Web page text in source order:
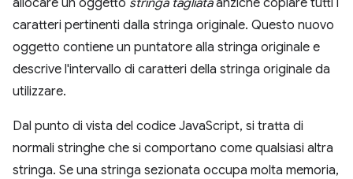
caratteri pertinenti dalla stringa originale. Questo nuovo
oggetto contiene un puntatore alla stringa originale e
descrive l'intervallo di caratteri della stringa originale da
utilizzare.
Dal punto di vista del codice JavaScript, si tratta di
normali stringhe che si comportano come qualsiasi altra
stringa. Se una stringa sezionata occupa molta memoria,